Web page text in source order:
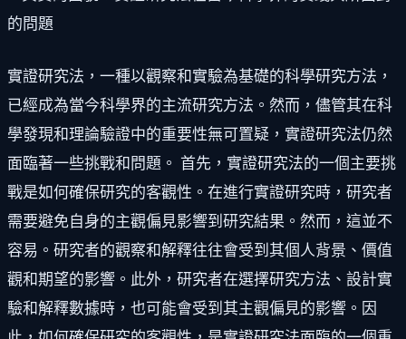
實證研究法，一種以觀察和實驗為基礎的科學研究方法，
已經成為當今科學界的主流研究方法。然而，儘管其在科
學發現和理論驗證中的重要性無可置疑，實證研究法仍然
面臨著一些挑戰和問題。 首先，實證研究法的一個主要挑
戰是如何確保研究的客觀性。在進行實證研究時，研究者
需要避免自身的主觀偏見影響到研究結果。然而，這並不
容易。研究者的觀察和解釋往往會受到其個人背景、價值
觀和期望的影響。此外，研究者在選擇研究方法、設計實
驗和解釋數據時，也可能會受到其主觀偏見的影響。因